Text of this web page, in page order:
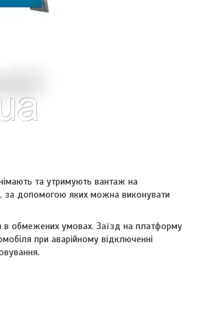
та утримують вантаж на
за допомогою яких можна виконувати
в обмежених умовах. Заїзд на платформу
при аварійному відключенні